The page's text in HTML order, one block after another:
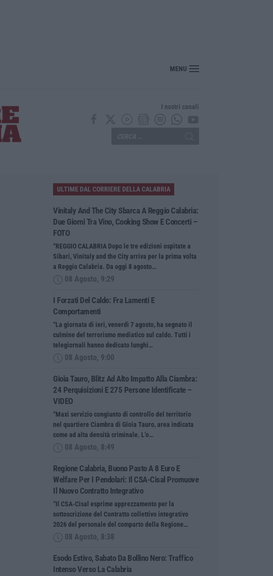
MENU
I nostri canali
ULTIME DAL CORRIERE DELLA CALABRIA
Vinitaly And The City Sbarca A Reggio Calabria:
Due Giorni Tra Vino, Cooking Show E Concerti –
FOTO
“REGGIO CALABRIA Dopo le tre edizioni ospitate a
Sibari, Vinitaly and the City arriva per la prima volta
a Reggio Calabria. Da oggi 8 agosto…
08 Agosto, 9:29
I Forzati Del Caldo: Fra Lamenti E
Comportamenti
“La giornata di ieri, venerdì 7 agosto, ha segnato il
culmine del terrorismo mediatico sul caldo. Tutti i
telegiornali hanno dedicato lunghi…
08 Agosto, 9:00
Gioia Tauro, Blitz Ad Alto Impatto Alla Ciambra:
24 Perquisizioni E 275 Persone Identificate –
VIDEO
“Maxi servizio congiunto di controllo del territorio
nel quartiere Ciambra di Gioia Tauro, area indicata
come ad alta densità criminale. L’o…
08 Agosto, 8:49
Regione Calabria, Buono Pasto A 8 Euro E
Welfare Per I Pendolari: Il CSA-Cisal Promuove
Il Nuovo Contratto Integrativo
“Il CSA-Cisal esprime apprezzamento per la
sottoscrizione del Contratto collettivo integrativo
2026 del personale del comparto della Regione…
08 Agosto, 8:38
Esodo Estivo, Sabato Da Bollino Nero: Traffico
Intenso Verso La Calabria